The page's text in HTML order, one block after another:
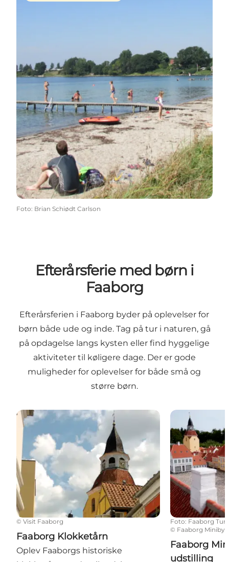
Foto: Brian Schiødt Carlson
Efterårsferie med børn i
Faaborg
Efterårsferien i Faaborg byder på oplevelser for
børn både ude og inde. Tag på tur i naturen, gå
på opdagelse langs kysten eller find hyggelige
aktiviteter til køligere dage. Der er gode
muligheder for oplevelser for både små og
større børn.
Faaborg Klokketårn
© Visit Faaborg
Faaborg Klokketårn
Oplev Faaborgs historiske
Faaborg
Foto: Faaborg
© Faaborg Miniby
Faaborg
udstilling